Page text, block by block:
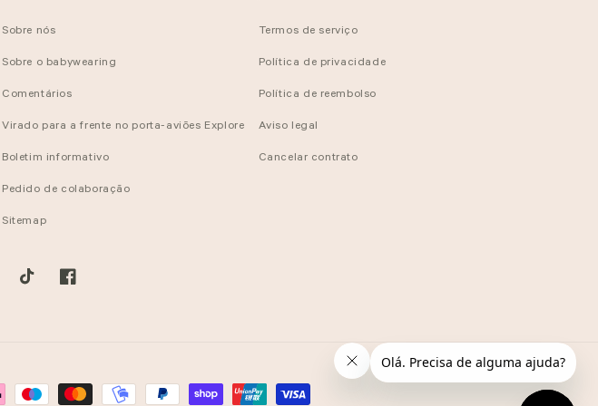
Sobre nós
Sobre o babywearing
Comentários
Virado para a frente no porta-aviões Explore
Boletim informativo
Pedido de colaboração
Sitemap
Termos de serviço
Política de privacidade
Política de reembolso
Aviso legal
Cancelar contrato
TikTok Facebook